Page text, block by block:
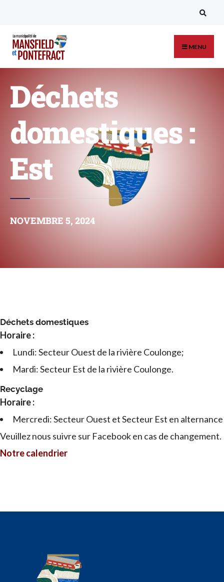
MENU
Déchets
domestiques :
Est
NOVEMBRE 5, 2024
Déchets domestiques
Horaire :
Lundi: Secteur Ouest de la rivière Coulonge;
Mardi: Secteur Est de la rivière Coulonge.
Recyclage
Horaire :
Mercredi: Secteur Ouest et Secteur Est en alternance
Veuillez nous suivre sur Facebook en cas de changement.
Notre calendrier